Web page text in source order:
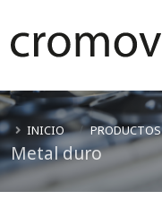
Metal duro
INICIO PRODUCTOS